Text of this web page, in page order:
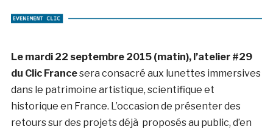
Le mardi 22 septembre 2015 (matin), l’atelier #29
du Clic Francesera consacré aux lunettes immersives
dans le patrimoine artistique, scientifique et
historique en France. L’occasion de présenter des
retours sur des projets déjà proposés au public, d’en